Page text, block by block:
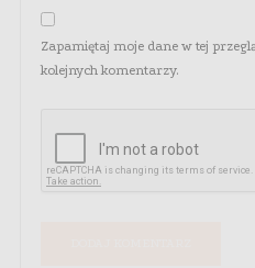
Zapamiętaj moje dane w tej
kolejnych komentarzy.